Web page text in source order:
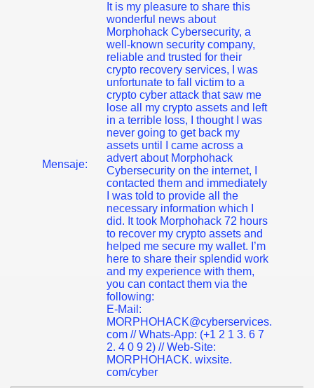
Mensaje:
It is my pleasure to share this
wonderful news about
Morphohack Cybersecurity, a
well-known security company,
reliable and trusted for their
crypto recovery services, I was
unfortunate to fall victim to a
crypto cyber attack that saw me
lose all my crypto assets and left
in a terrible loss, I thought I was
never going to get back my
assets until I came across a
advert about Morphohack
Cybersecurity on the internet, I
contacted them and immediately
I was told to provide all the
necessary information which I
did. It took Morphohack 72 hours
to recover my crypto assets and
helped me secure my wallet. I’m
here to share their splendid work
and my experience with them,
you can contact them via the
following:
E-Mail:
MORPHOHACK@cyberservices.
com // Whats-App: (+1 2 1 3. 6 7
2. 4 0 9 2) // Web-Site:
MORPHOHACK. wixsite.
com/cyber